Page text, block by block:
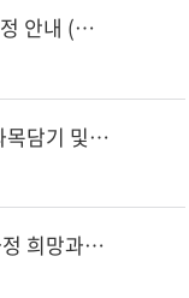
[학부3~4] 26.2학기 공동수강신청 일정 안내 (학부생 중 대학원 수업 신청 희망자)
[학부] 2026학년도 2학기 학부 희망과목담기 및 수강신청(대기순번제) 안내
[대학원] 2026학년도 2학기 대학원과정 희망과목담기 및 수강신청 안내